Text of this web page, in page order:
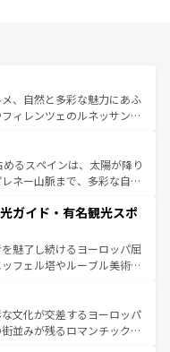
、自然と多彩な魅力にあふ
ィレンツェのルネッサンス
風景やアマルフィ海岸の絶
。観光の合間には、本場の
リア料理を堪能することも
られない旅をしてみよう！
るスペインは、太陽が降り
ネー山脈まで、多彩な自然
的なフラメンコ、熱気あふ
スが生活の一部となってい
た雰囲気や、バルセロナの
では古代ローマ遺跡や中世
が異なるスペインはその個
訪れる人を魅了する。 なお、新着のスペイン情報は コ
。
ガイド・有名観光スポ
魅了し続けるヨーロッパ屈
フェル塔やルーブル美術館
。華麗な宮殿、歴史的な大
かな自然が、訪れる者を心
は美食の国としても知ら
文化が交差するヨーロッパ
並みが残るロマンチック街